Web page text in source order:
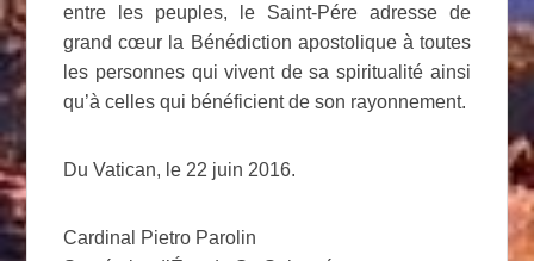
entre les peuples, le Saint-Pére adresse de
grand cœur la Bénédiction apostolique à toutes
les personnes qui vivent de sa spiritualité ainsi
qu’à celles qui bénéficient de son rayonnement.
Du Vatican, le 22 juin 2016.
Cardinal Pietro Parolin